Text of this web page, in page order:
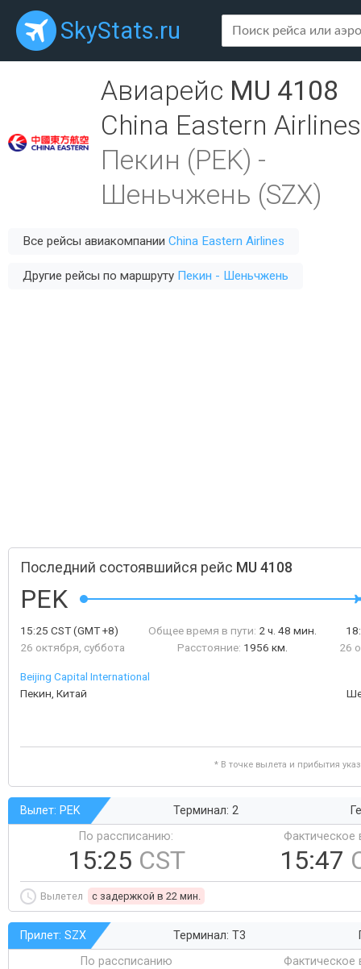
SkyStats.ru
Авиарейс MU 4108
China Eastern Airlines
Пекин (PEK) -
Шеньчжень (SZX)
Все рейсы авиакомпании China Eastern Airlines
Другие рейсы по маршруту Пекин - Шеньчжень
Последний состоявшийся рейс MU 4108
PEK
15:25 CST(GMT +8)
26 октября, суббота
Общее время в пути: 2 ч. 48 мин.
Расстояние: 1956 км.
26
Beijing Capital International
Пекин, Китай
* В точке вылета и прибытия
Вылет: PEK Терминал: 2
По рассписанию:
15:25 CST
Фактическое
15:47
Вылетел c задержкой в 22 мин.
Прилет: SZX Терминал: T3
По рассписанию
Фактическое